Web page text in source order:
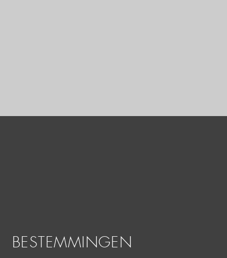
BESTEMMINGEN